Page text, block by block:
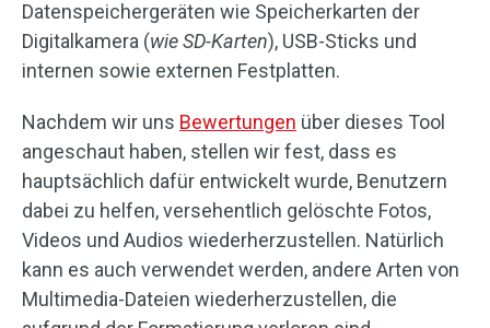
Datenspeichergeräten wie Speicherkarten der
Digitalkamera (wie SD-Karten), USB-Sticks und
internen sowie externen Festplatten.
Nachdem wir uns Bewertungen über dieses Tool
angeschaut haben, stellen wir fest, dass es
hauptsächlich dafür entwickelt wurde, Benutzern
dabei zu helfen, versehentlich gelöschte Fotos,
Videos und Audios wiederherzustellen. Natürlich
kann es auch verwendet werden, andere Arten von
Multimedia-Dateien wiederherzustellen, die